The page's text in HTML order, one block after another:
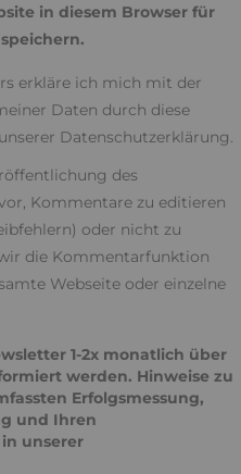
in diesem Browser für
erkläre ich mich mit der
Daten durch diese
Datenschutzerklärung.
des
Kommentare zu editieren
oder nicht zu
die Kommentarfunktion
Webseite oder einzelne
1-2x monatlich über
werden. Hinweise zu
Erfolgsmessung,
und Ihren
unserer